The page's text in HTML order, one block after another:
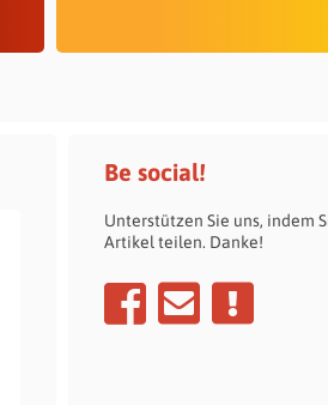
Be social!
Unterstützen Sie uns, indem
Artikel teilen. Danke!